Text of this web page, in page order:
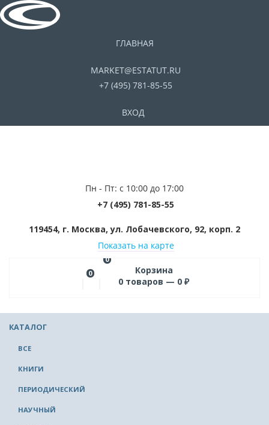
ГЛАВНАЯ
MARKET@ESTATUT.RU
+7 (495) 781-85-55
ВХОД
Пн - Пт: с 10:00 до 17:00
+7 (495) 781-85-55
119454, г. Москва, ул. Лобачевского, 92, корп. 2
Показать на карте
0
0
Корзина
0 товаров — 0 ₽
КАТАЛОГ
ВСЕ
КНИГИ
ПЕРИОДИЧЕСКИЙ
НАУЧНЫЙ